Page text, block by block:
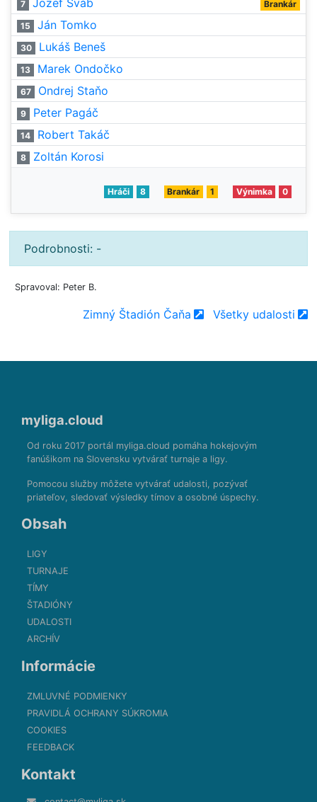
7 Jozef Šváb Brankár
15 Ján Tomko
30 Lukáš Beneš
13 Marek Ondočko
67 Ondrej Staňo
9 Peter Pagáč
14 Robert Takáč
8 Zoltán Korosi
Hráči 8 Brankár 1 Výnimka 0
Podrobnosti: -
Spravoval: Peter B.
Zimný Štadión Čaňa Všetky udalosti
myliga.cloud
Od roku 2017 portál myliga.cloud pomáha hokejovým
fanúšikom na Slovensku vytvárať turnaje a ligy.
Pomocou služby môžete vytvárať udalosti, pozývať
priateľov, sledovať výsledky tímov a osobné úspechy.
Obsah
LIGY
TURNAJE
TÍMY
ŠTADIÓNY
UDALOSTI
ARCHÍV
Informácie
ZMLUVNÉ PODMIENKY
PRAVIDLÁ OCHRANY SÚKROMIA
COOKIES
FEEDBACK
Kontakt